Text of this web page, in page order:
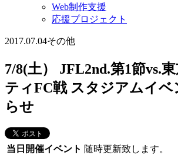
Web制作支援
応援プロジェクト
2017.07.04その他
7/8(土） JFL2nd.第1節vs.
ティFC戦 スタジアムイベ
らせ
当日開催イベント 随時更新致します。